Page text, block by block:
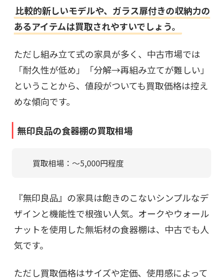
比較的新しいモデルや、ガラス扉付きの収納力の
あるアイテムは買取されやすいでしょう。
ただし組み立て式の家具が多く、中古市場では
「耐久性が低め」「分解→再組み立てが難しい」
ということから、値段がついても買取価格は控え
めな傾向です。
無印良品の食器棚の買取相場
買取相場：〜5,000円程度
『無印良品』の家具は飽きのこないシンプルなデ
ザインと機能性で根強い人気。オークやウォール
ナットを使用した無垢材の食器棚は、中古でも人
気です。
ただし買取価格はサイズや定価、使用感によって